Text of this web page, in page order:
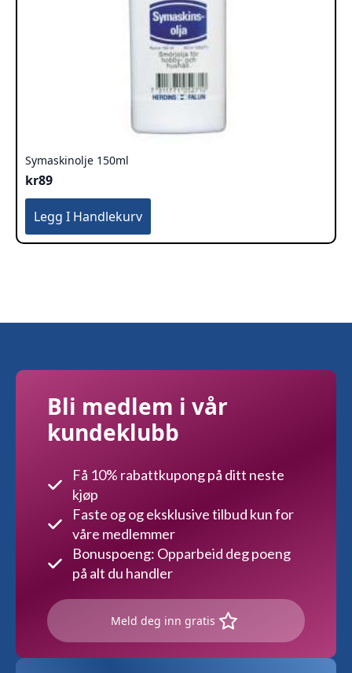
Symaskinolje 150ml
kr89
Legg I Handlekurv
Bli medlem i vår
kundeklubb
Få 10% rabattkupong på ditt neste
kjøp
Faste og og eksklusive tilbud kun for
våre medlemmer
Bonuspoeng: Opparbeid deg poeng
på alt du handler
Meld deg inn gratis